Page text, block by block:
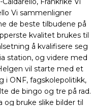
Vi sammenligner
de beste tilbudene på
kvalitet brukes til
å kvalifisere seg
station, og videre med
vil starte med et
i ONF, fagskolepolitikk,
de bingo og tre på rad.
bruke slike bilder til